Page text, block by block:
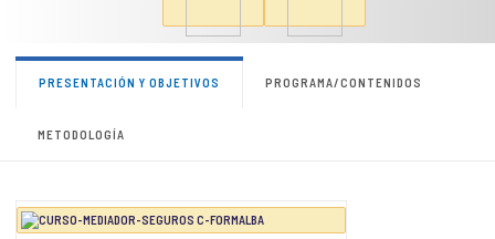
PRESENTACIÓN Y OBJETIVOS PROGRAMA/CONTENIDOS
METODOLOGÍA